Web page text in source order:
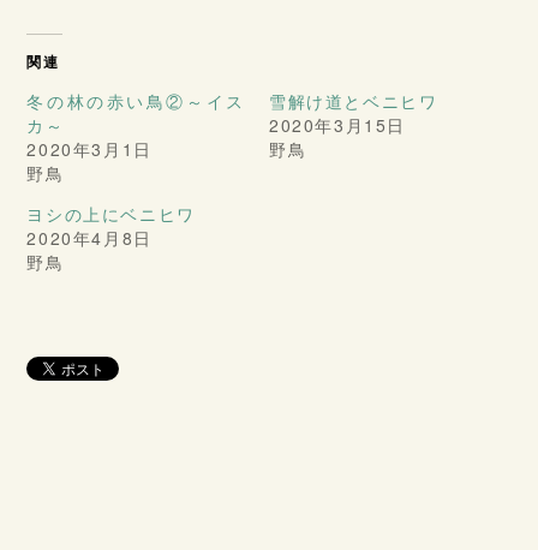
関連
冬の林の赤い鳥②～イス
カ～
2020年3月1日
野鳥
雪解け道とベニヒワ
2020年3月15日
野鳥
ヨシの上にベニヒワ
2020年4月8日
野鳥